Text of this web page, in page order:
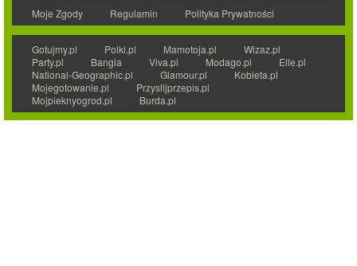
Moje Zgody Regulamin Polityka Prywatności
Gotujmy.pl Polki.pl Mamotoja.pl
Wizaz.pl
Party.pl
Bangla Viva.pl Modago.pl
Elle.pl
National-Geographic.pl
Glamour.pl
Kobieta.pl
Mojegotowanie.pl
Przyslijprzepis.pl
Mojpieknyogrod.pl
Burda.pl